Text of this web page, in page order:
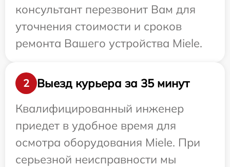
консультант перезвонит Вам для
уточнения стоимости и сроков
ремонта Вашего устройства Miele.
2
Выезд курьера за 35 минут
Квалифицированный инженер
приедет в удобное время для
осмотра оборудования Miele. При
серьезной неисправности мы